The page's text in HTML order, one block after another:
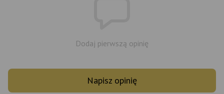
Dodaj pierwszą opinię
Napisz opinię